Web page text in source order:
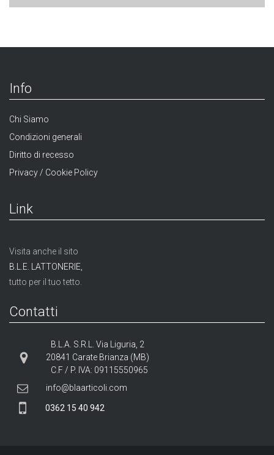
Info
Chi Siamo
Condizioni generali
Diritto di recesso
Privacy / Cookie Policy
Link
Visita anche il sito
B.L.E. LATTONERIE,
tutto per il tuo tetto.
Contatti
B.L.A. S.R.L. Via Liguria, 2
20841 Carate Brianza (MB)
C.F / P. IVA: 09115550965
info@blaarticoli.com
0362 15 40 942